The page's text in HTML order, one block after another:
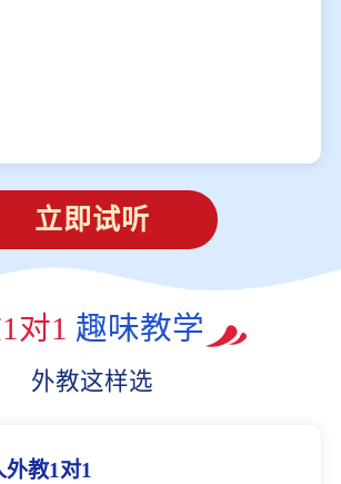
立即试听
1对1 趣味教学
外教这样选
外教1对1